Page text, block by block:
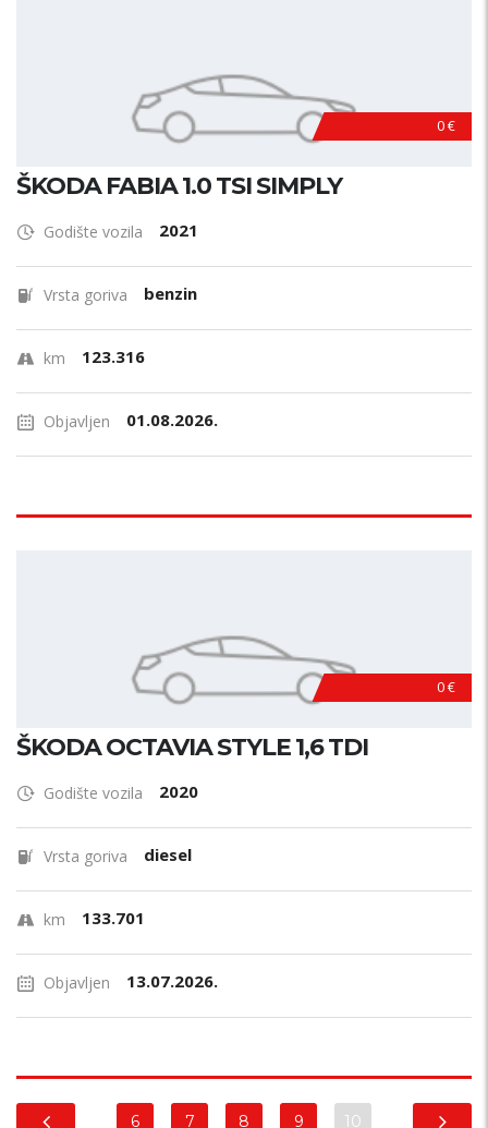
0 €
ŠKODA FABIA 1.0 TSI SIMPLY
Godište vozila 2021
Vrsta goriva benzin
km 123.316
Objavljen 01.08.2026.
0 €
ŠKODA OCTAVIA STYLE 1,6 TDI
Godište vozila 2020
Vrsta goriva diesel
km 133.701
Objavljen 13.07.2026.
6 7 8 9 10